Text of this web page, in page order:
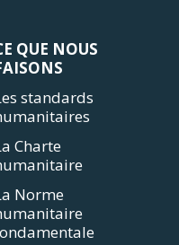
QUE NOUS
standards
Charte
Norme